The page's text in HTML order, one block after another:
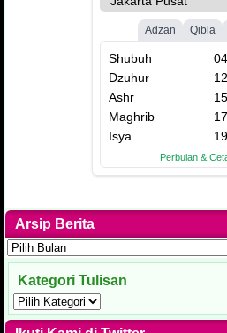
Arsip Berita
Arsip
Berita
Kategori Tulisan
Kategori
Tulisan